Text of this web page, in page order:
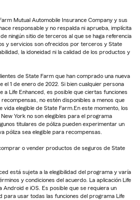
Mutual Automobile Insurance Company y sus
responsable y no respalda ni aprueba, implícita
ningún sitio de terceros al que se haga referencia
y servicios son ofrecidos por terceros y State
la idoneidad ni la calidad de los productos y
de State Farm que han comprado una nueva
el 1 de enero de 2022. Si bien cualquier persona
a Life Enhanced, es posible que ciertas funciones
recompensas, no estén disponibles a menos que
vida elegible de State Farm.En este momento, los
York no son elegibles para el programa
titulares de póliza pueden experimentar un
póliza sea elegible para recompensas.
o vender productos de seguros de State
está sujeta a la elegibilidad del programa y varía
y condiciones del acuerdo. La aplicación Life
Android e iOS. Es posible que se requiera un
para usar todas las funciones del programa Life